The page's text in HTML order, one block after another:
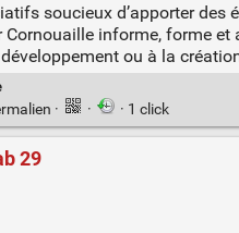
soucieux d’apporter
informe, forme
ou à la
· · · 1 click
29